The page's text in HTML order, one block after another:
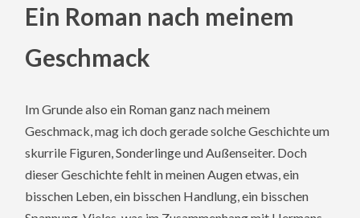
Ein Roman nach meinem
Geschmack
Im Grunde also ein Roman ganz nach meinem
Geschmack, mag ich doch gerade solche Geschichte um
skurrile Figuren, Sonderlinge und Außenseiter. Doch
dieser Geschichte fehlt in meinen Augen etwas, ein
bisschen Leben, ein bisschen Handlung, ein bisschen